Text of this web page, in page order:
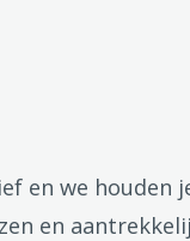
en we houden
en